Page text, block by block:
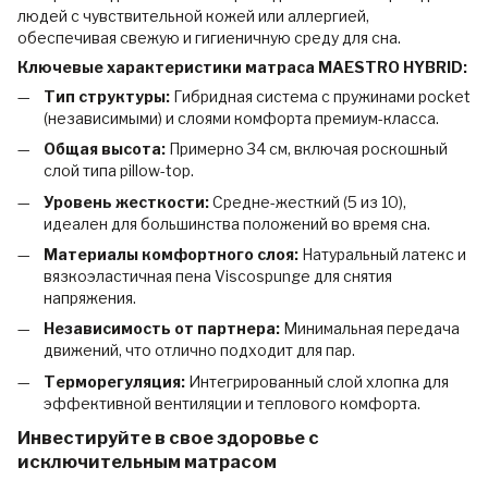
людей с чувствительной кожей или аллергией,
обеспечивая свежую и гигиеничную среду для сна.
Ключевые характеристики матраса MAESTRO HYBRID:
Тип структуры: Гибридная система с пружинами pocket
(независимыми) и слоями комфорта премиум-класса.
Общая высота: Примерно 34 см, включая роскошный
слой типа pillow-top.
Уровень жесткости:Средне-жесткий (5 из 10),
идеален для большинства положений во время сна.
Материалы комфортного слоя: Натуральный латекс и
вязкоэластичная пена Viscospunge для снятия
напряжения.
Независимость от партнера: Минимальная передача
движений, что отлично подходит для пар.
Терморегуляция: Интегрированный слой хлопка для
эффективной вентиляции и теплового комфорта.
Инвестируйте в свое здоровье с
исключительным матрасом